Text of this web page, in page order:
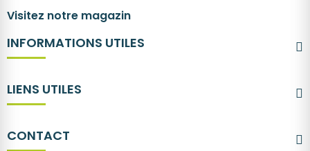
Visitez notre magazin
INFORMATIONS UTILES
LIENS UTILES
CONTACT